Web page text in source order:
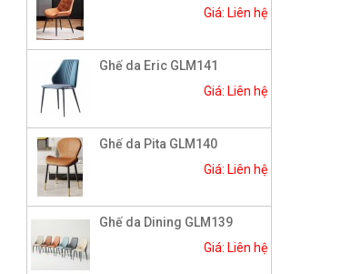
Giá: Liên hệ
Ghế da Eric GLM141
Giá: Liên hệ
Ghế da Pita GLM140
Giá: Liên hệ
Ghế da Dining GLM139
Giá: Liên hệ